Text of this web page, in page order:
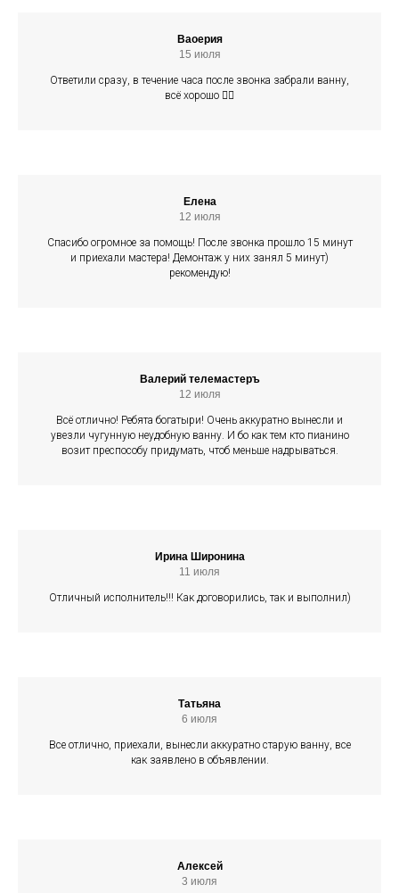
Ваоерия
15 июля
Ответили сразу, в течение часа после звонка забрали ванну,
всё хорошо 👍🏻
Елена
12 июля
Спасибо огромное за помощь! После звонка прошло 15 минут
и приехали мастера! Демонтаж у них занял 5 минут)
рекомендую!
Валерий телемастеръ
12 июля
Всё отлично! Ребята богатыри! Очень аккуратно вынесли и
увезли чугунную неудобную ванну. И бо как тем кто пианино
возит преспособу придумать, чтоб меньше надрываться.
Ирина Широнина
11 июля
Отличный исполнитель!!! Как договорились, так и выполнил)
Татьяна
6 июля
Все отлично, приехали, вынесли аккуратно старую ванну, все
как заявлено в объявлении.
Алексей
3 июля